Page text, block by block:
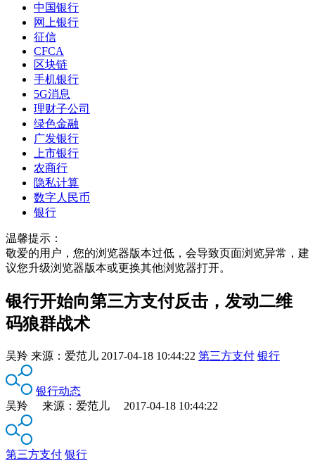
中国银行
网上银行
征信
CFCA
区块链
手机银行
5G消息
理财子公司
绿色金融
广发银行
上市银行
农商行
隐私计算
数字人民币
银行
温馨提示：
敬爱的用户，您的浏览器版本过低，会导致页面浏览异常，建
议您升级浏览器版本或更换其他浏览器打开。
银行开始向第三方支付反击，发动二维
码狼群战术
吴羚 来源： 爱范儿 2017-04-18 10:44:22 第三方支付 银行
银行动态
吴羚 来源：爱范儿 2017-04-18 10:44:22
第三方支付 银行